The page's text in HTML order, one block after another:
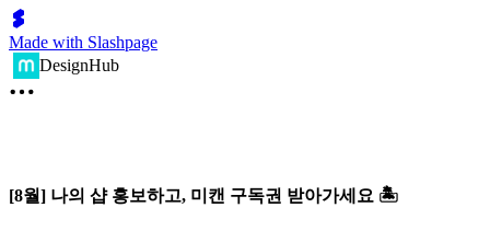
Made with Slashpage
DesignHub
[8월] 나의 샵 홍보하고, 미캔 구독권 받아가세요 🏝️